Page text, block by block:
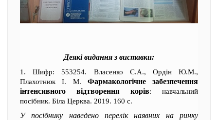
Деякі видання з виставки:
1. Шифр: 553254. Власенко С.А., Ордін Ю.М.,
Плахотнюк І. М. Фармакологічне забезпечення
інтенсивного відтворення корів: навчальний
посібник. Біла Церква. 2019. 160 с.
У посібнику наведено перелік наявних на ринку